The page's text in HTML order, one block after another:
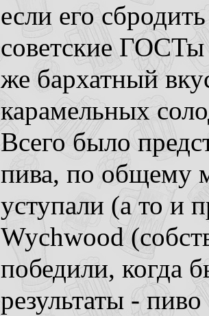
если его
советские ГОСТы
же бархатный
карамельных
Всего было
пива, по общему
уступали (а то и
Wychwood
победили, когда
результаты -